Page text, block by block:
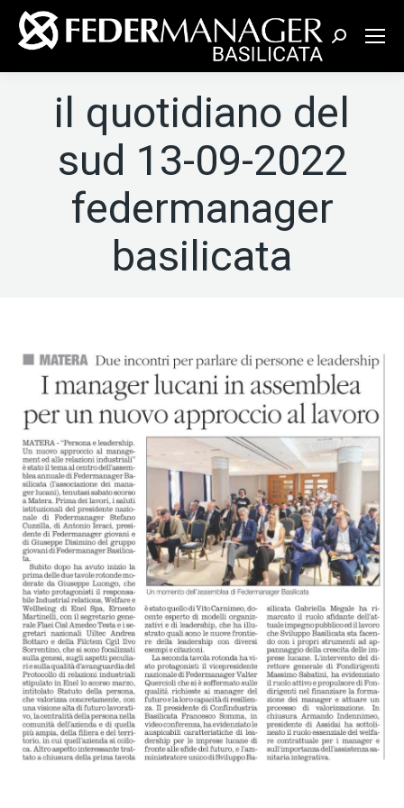
Cerca:
il quotidiano del
sud 13-09-2022
federmanager
basilicata